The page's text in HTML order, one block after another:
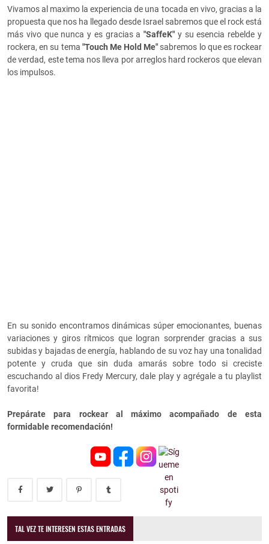
Vivamos al maximo la experiencia de una tocada en vivo, gracias a la
propuesta que nos ha llegado desde Israel sabremos que el rock está
más vivo que nunca y es gracias a"SaffeK" y su esencia rebelde y
rockera, en su tema "Touch Me Hold Me" sabremos lo que es rockear
de verdad, este tema nos lleva por arreglos hard rockeros que elevan
los impulsos.
En su sonido encontramos dinámicas súper emocionantes, buenas
variaciones y giros rítmicos que logran sorprender gracias a sus
subidas y bajadas de energía, hablando de su voz hay una tonalidad
potente y cruda que sin duda amarás sobre todo si creciste
escuchando al dios Fredy Mercury, dale play y agrégale a tu playlist
favorita!
Prepárate para rockear al máximo acompañado de esta
formidable recomendación!
TAL VEZ TE INTERESEN ESTAS ENTRADAS